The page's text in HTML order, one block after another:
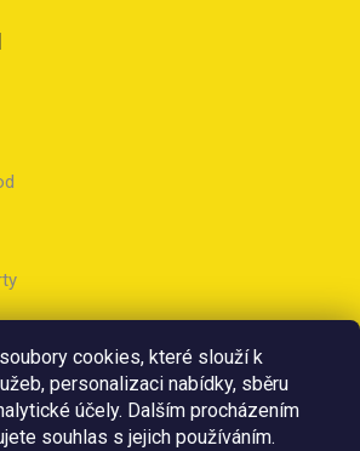
cookies, které slouží k
personalizaci nabídky, sběru
účely. Dalším procházením
souhlas s jejich používáním.